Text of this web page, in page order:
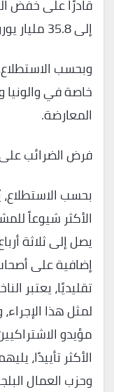
قادرًا على خفض
إلى 35.8 مليار يورو بحلول عام 2029.
وبحسب
خاصة في والونيا
المعارضة.
فرض الضرائب على
بحسب
الأكثر شيوعاً
إضافية على
تقليديًا، يعتبر
لمثل هذا